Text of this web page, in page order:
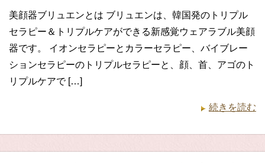
美顔器ブリュエンとは ブリュエンは、韓国発のトリプル
セラピー＆トリプルケアができる新感覚ウェアラブル美顔
器です。 イオンセラピーとカラーセラピー、バイブレー
ションセラピーのトリプルセラピーと、顔、首、アゴのト
リプルケアで […]
続きを読む